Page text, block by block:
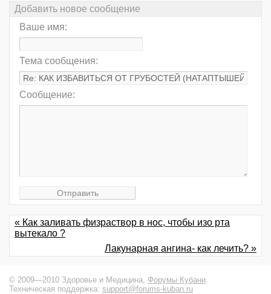
Добавить новое сообщение
Ваше имя:
Тема сообщения:
Сообщение:
« Как заливать физраствор в нос, чтобы изо рта
вытекало ?
Лакунарная ангина- как лечить? »
© 2009—2010 Здоровье и Медицина, Форумы Кубани
Техническая поддержка: support@forums-kuban.ru